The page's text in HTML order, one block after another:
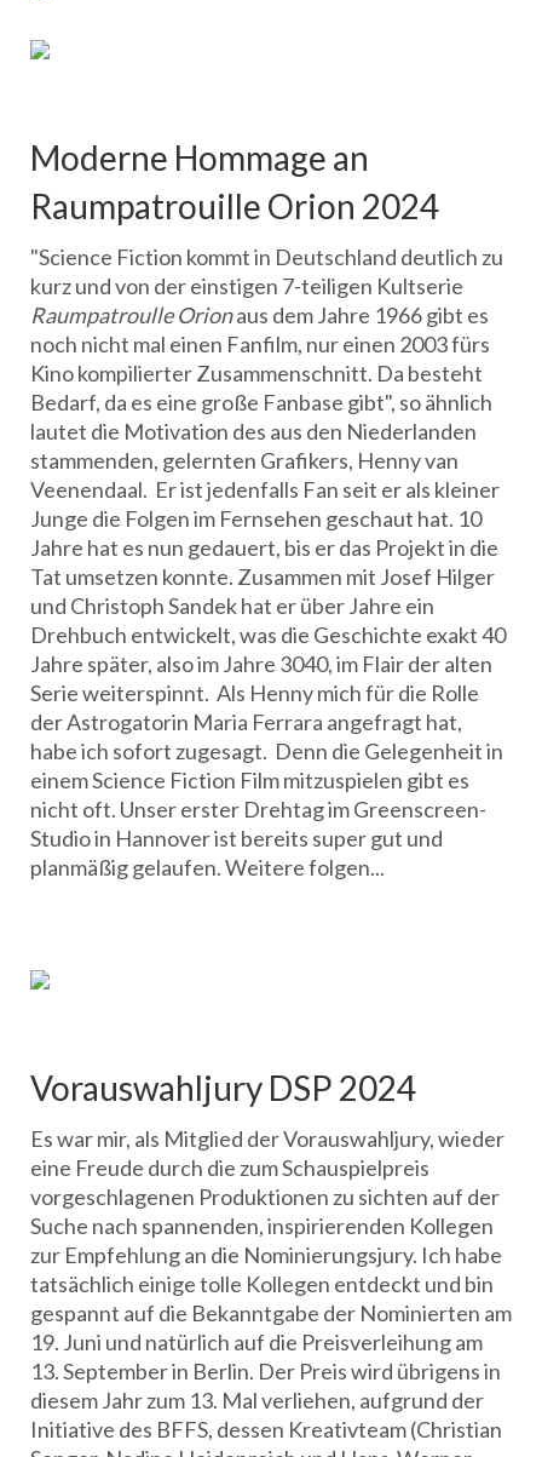
Moderne Hommage an
Raumpatrouille Orion 2024
"Science Fiction kommt in Deutschland deutlich zu
kurz und von der einstigen 7-teiligen Kultserie
Raumpatroulle Orionaus dem Jahre 1966 gibt es
noch nicht mal einen Fanfilm, nur einen 2003 fürs
Kino kompilierter Zusammenschnitt. Da besteht
Bedarf, da es eine große Fanbase gibt", so ähnlich
lautet die Motivation des aus den Niederlanden
stammenden, gelernten Grafikers, Henny van
Veenendaal. Er ist jedenfalls Fan seit er als kleiner
Junge die Folgen im Fernsehen geschaut hat. 10
Jahre hat es nun gedauert, bis er das Projekt in die
Tat umsetzen konnte. Zusammen mit Josef Hilger
und Christoph Sandek hat er über Jahre ein
Drehbuch entwickelt, was die Geschichte exakt 40
Jahre später, also im Jahre 3040, im Flair der alten
Serie weiterspinnt. Als Henny mich für die Rolle
der Astrogatorin Maria Ferrara angefragt hat,
habe ich sofort zugesagt. Denn die Gelegenheit in
einem Science Fiction Film mitzuspielen gibt es
nicht oft. Unser erster Drehtag im Greenscreen-
Studio in Hannover ist bereits super gut und
planmäßig gelaufen. Weitere folgen...
Vorauswahljury DSP 2024
Es war mir, als Mitglied der Vorauswahljury, wieder
eine Freude durch die zum Schauspielpreis
vorgeschlagenen Produktionen zu sichten auf der
Suche nach spannenden, inspirierenden Kollegen
zur Empfehlung an die Nominierungsjury. Ich habe
tatsächlich einige tolle Kollegen entdeckt und bin
gespannt auf die Bekanntgabe der Nominierten am
19. Juni und natürlich auf die Preisverleihung am
13. September in Berlin. Der Preis wird übrigens in
diesem Jahr zum 13. Mal verliehen, aufgrund der
Initiative des BFFS, dessen Kreativteam (Christian